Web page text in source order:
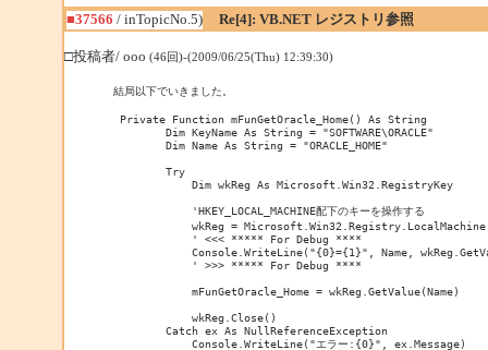
■37566 / inTopicNo.5) Re[4]: VB.NET レジストリ参照
□投稿者/ ooo (46回)-(2009/06/25(Thu) 12:39:30)
結局以下でいきました。
Private Function mFunGetOracle_Home() As String
        Dim KeyName As String = "SOFTWARE\ORACLE"
        Dim Name As String = "ORACLE_HOME"
        Try
            Dim wkReg As Microsoft.Win32.RegistryKey
            'HKEY_LOCAL_MACHINE配下のキーを操作する
wkReg =
            ' <<< ***** For Debug ****
Console.WriteLine("{0}={1}", Name,
            ' >>> ***** For Debug ****
            mFunGetOracle_Home = wkReg.GetValue(Name)
            wkReg.Close()
        Catch ex As NullReferenceException
            Console.WriteLine("エラー:{0}", ex.Message)